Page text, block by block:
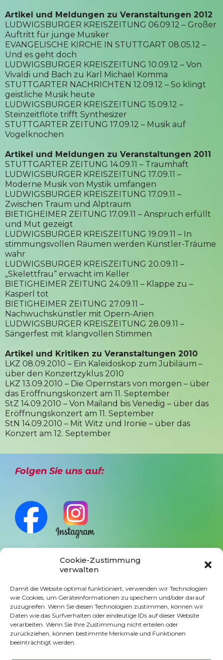
Cookie-Zustimmung
verwalten
Damit die Website optimal funktioniert, verwenden wir Technologien
wie Cookies, um Geräteinformationen zu speichern und/oder darauf
zuzugreifen. Wenn Sie diesen Technologien zustimmen, können wir
Daten wie das Surfverhalten oder eindeutige IDs auf dieser Website
verarbeiten. Wenn Sie Ihre Zustimmung nicht erteilen oder
zurückziehen, können bestimmte Merkmale und Funktionen
beeinträchtigt werden.
Artikel und Meldungen zu Veranstaltungen 2012
LUDWIGSBURGER KREISZEITUNG 06.09.12 – Großer
Auftritt für junge Musiker
EVANGELISCHE KIRCHE IN STUTTGART 08.05.12 –
Und es geht doch
LUDWIGSBURGER KREISZEITUNG 10.09.12 – Von
Vivaldi und Bach zu Karl Michael Komma
STUTTGARTER NACHRICHTEN 12.09.12 – So klingt
geistliche Musik heute
LUDWIGSBURGER KREISZEITUNG 15.09.12 –
Steinzeitflöte trifft Synthesizer
STUTTGARTER ZEITUNG 17.09.12 – Musik auf
Vogelknochen
Artikel und Meldungen zu Veranstaltungen 2011
STUTTGARTER ZEITUNG 14.09.11 – Traumhaft
LUDWIGSBURGER KREISZEITUNG 17.09.11 –
Moderne Musik von Mystik umfangen
LUDWIGSBURGER KREISZEITUNG 17.09.11 –
Zwischen Traum und Alptraum
BIETIGHEIMER ZEITUNG 17.09.11 – Anspruch erfüllt
und Mut gezeigt
LUDWIGSBURGER KREISZEITUNG 19.09.11 – In
stimmungsvollen Räumen werden Künstler-Träume
wahr
LUDWIGSBURGER KREISZEITUNG 20.09.11 –
„Skelettfrau“ erwacht im Keller
BIETIGHEIMER ZEITUNG 24.09.11 – Klappe zu –
Kasperl tot
BIETIGHEIMER ZEITUNG 27.09.11 –
Nachwuchskünstler mit Opern-Arien
LUDWIGSBURGER KREISZEITUNG 28.09.11 –
Sängerfest mit klangvollen Stimmen
Artikel und Kritiken zu Veranstaltungen 2010
LKZ 08.09.2010 – Ein Kaleidoskop zum Jubiläum –
über den Konzertzyklus 2010
LKZ 13.09.2010 – Die Opernstars von morgen – über
das Eröffnungskonzert am 11. September
StZ 14.09.2010 – Von Mailand bis Venedig – über das
Eröffnungskonzert am 11. September
StN 14.09.2010 – Mit Witz und Ironie – über das
Konzert am 12. September
Folgen Sie uns auf:
Anmeldung Newsletter